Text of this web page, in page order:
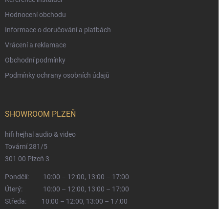
Hodnocení obchodu
Informace o doručování a platbách
Vrácení a reklamace
Obchodní podmínky
Podmínky ochrany osobních údajů
SHOWROOM PLZEŇ
hifi hejhal audio & video
Tovární 281/5
301 00 Plzeň 3
Pondělí:
10:00 – 12:00, 13:00 – 17:00
Úterý:
10:00 – 12:00, 13:00 – 17:00
Středa:
10:00 – 12:00, 13:00 – 17:00